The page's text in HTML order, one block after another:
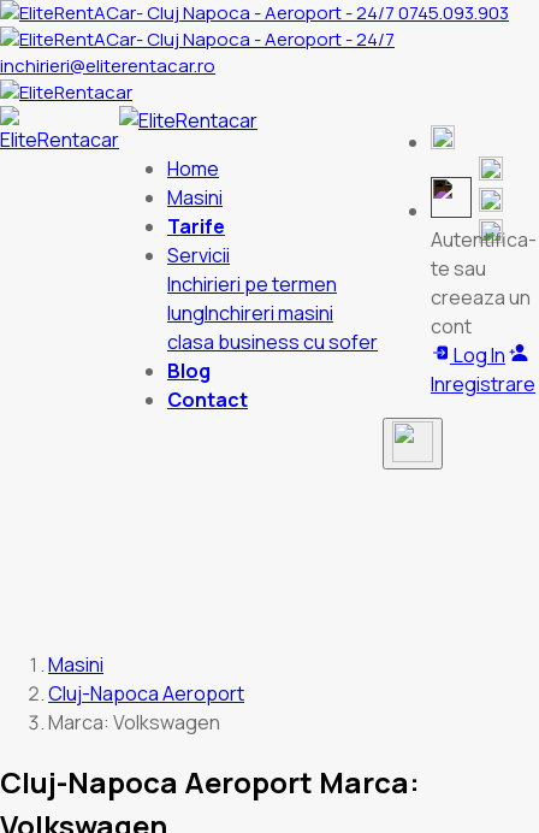
0745.093.903
inchirieri@eliterentacar.ro
Home
Masini
Tarife
Servicii
Inchirieri pe termen
lungInchireri masini
clasa business cu sofer
Blog
Contact
Autentifica-
te sau
creeaza un
cont
Log In
Inregistrare
Masini
Cluj-Napoca Aeroport
Marca: Volkswagen
Cluj-Napoca Aeroport Marca: